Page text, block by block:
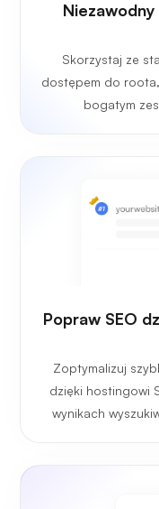
Skorzystaj ze
dostępem do
bogatym
Popraw SEO
Zoptymalizuj
dzięki hostingowi
wynikach